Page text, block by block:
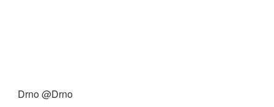
Drno @Drno